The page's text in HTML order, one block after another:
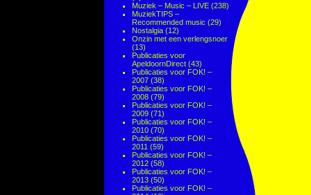
Muziek – Music – LIVE (238)
MuziekTIPS –
Recommended music (29)
Nostalgia (12)
Onzin met een verlengsnoer
(13)
Publicaties voor
ApeldoornDirect (43)
Publicaties voor FOK! –
2007 (38)
Publicaties voor FOK! –
2008 (79)
Publicaties voor FOK! –
2009 (71)
Publicaties voor FOK! –
2010 (70)
Publicaties voor FOK! –
2011 (59)
Publicaties voor FOK! –
2012 (58)
Publicaties voor FOK! –
2013 (50)
Publicaties voor FOK! –